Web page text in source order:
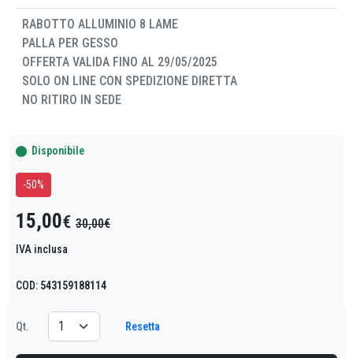
RABOTTO ALLUMINIO 8 LAME
PALLA PER GESSO
OFFERTA VALIDA FINO AL 29/05/2025
SOLO ON LINE CON SPEDIZIONE DIRETTA
NO RITIRO IN SEDE
Disponibile
-50%
15,00€ 30,00€
IVA inclusa
COD: 543159188114
Qt. Resetta